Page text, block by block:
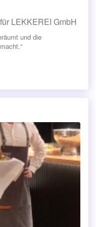
LEKKEREI GmbH
und die